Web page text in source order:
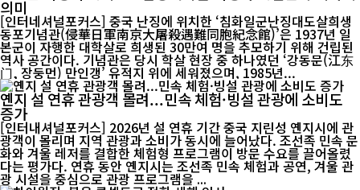
의미
[인터네셔널포커스] 중국 난징에 위치한 ‘침화일군난징대도살희생
동포기념관(侵華日軍南京大屠殺遇難同胞紀念館)’은 1937년 일
본군이 자행한 대학살로 희생된 30만여 명을 추모하기 위해 건립된
역사 공간이다. 기념관은 당시 학살 현장 중 하나였던 ‘강동문(江东
门, 장둥먼) 만인갱’ 유적지 위에 세워졌으며, 1985년...
옌지 설 연휴 관광객 몰려...민속 체험·빙설 관광에 소비도
증가
[인터내셔널포커스] 2026년 설 연휴 기간 중국 지린성 옌지시에 관
광객이 몰리며 지역 관광과 소비가 동시에 늘어났다. 조선족 민속 문
화와 겨울 레저를 결합한 체험형 프로그램이 방문 수요를 끌어올렸
다는 평가다. 연휴 동안 옌지시는 조선족 민속 체험과 공연, 겨울 관
광 시설을 중심으로 관광 프로그램을 ...